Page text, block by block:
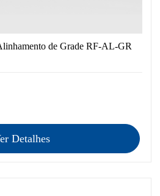
de Grade RF-AL-GR
Detalhes